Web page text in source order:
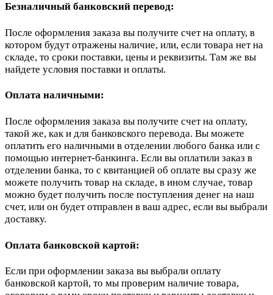
Безналичный банковский перевод:
После оформления заказа вы получите счет на оплату, в
котором будут отражены наличие, или, если товара нет на
складе, то сроки поставки, цены и реквизиты. Там же вы
найдете условия поставки и оплаты.
Оплата наличными:
После оформления заказа вы получите счет на оплату,
такой же, как и для банковского перевода. Вы можете
оплатить его наличными в отделении любого банка или с
помощью интернет-банкинга. Если вы оплатили заказ в
отделении банка, то с квитанцией об оплате вы сразу же
можете получить товар на складе, в ином случае, товар
можно будет получить после поступления денег на наш
счет, или он будет отправлен в ваш адрес, если вы выбрали
доставку.
Оплата банковской картой:
Если при оформлении заказа вы выбрали оплату
банковской картой, то мы проверим наличие товара,